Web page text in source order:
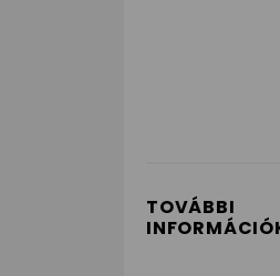
TOVÁBBI